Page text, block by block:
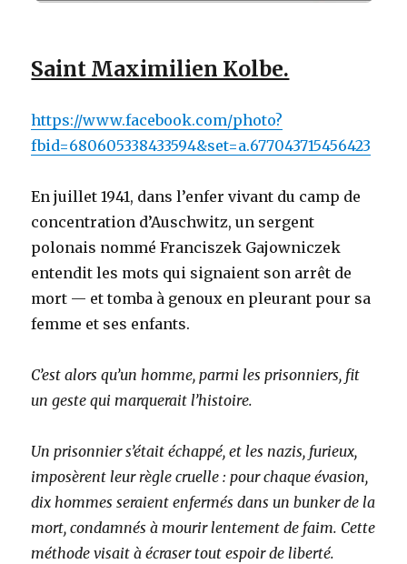
Saint Maximilien Kolbe.
https://www.facebook.com/photo?
fbid=680605338433594&set=a.677043715456423
En juillet 1941, dans l’enfer vivant du camp de
concentration d’Auschwitz, un sergent
polonais nommé Franciszek Gajowniczek
entendit les mots qui signaient son arrêt de
mort — et tomba à genoux en pleurant pour sa
femme et ses enfants.
C’est alors qu’un homme, parmi les prisonniers, fit
un geste qui marquerait l’histoire.
Un prisonnier s’était échappé, et les nazis, furieux,
imposèrent leur règle cruelle : pour chaque évasion,
dix hommes seraient enfermés dans un bunker de la
mort, condamnés à mourir lentement de faim. Cette
méthode visait à écraser tout espoir de liberté.